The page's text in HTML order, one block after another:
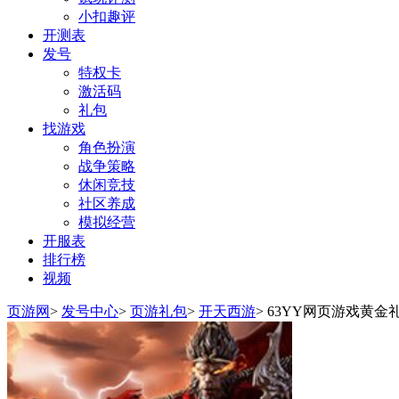
小扣趣评
开测表
发号
特权卡
激活码
礼包
找游戏
角色扮演
战争策略
休闲竞技
社区养成
模拟经营
开服表
排行榜
视频
页游网> 发号中心> 页游礼包> 开天西游> 63YY网页游戏黄金